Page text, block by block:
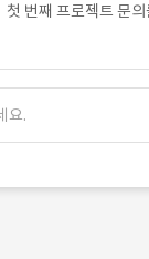
첫 번째 프로젝트 문
요.